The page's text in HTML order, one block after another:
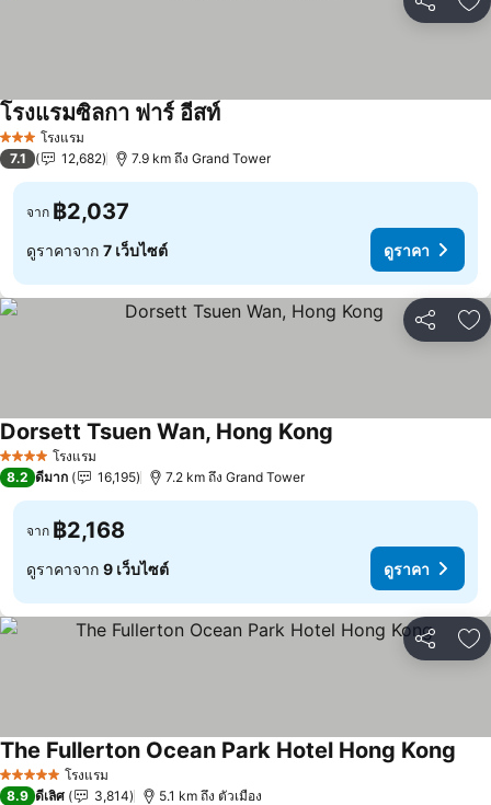
แชร์ เ
3 ดาว โรงแรม
โรงแรมซิลกา ฟาร์ อีสท์ดูราคา
7.1 12,682 7.9 km ถึง Grand Tower
จาก ฿2,037
ดูราคาจาก 7 เว็บไซต์ ดูราคา
แชร์ เ
4 ดาว โรงแรม
Dorsett Tsuen Wan, Hong Kong
8.2 ดีมาก 16,195 7.2 km ถึง Grand Tower
จาก ฿2,168
ดูราคาจาก 9 เว็บไซต์ ดูราคา
แชร์ เ
5 ดาว โรงแรม
The Fullerton Ocean Park Hotel Hong Kong
8.9 ดีเลิศ 3,814 5.1 km ถึง ตัวเมือง